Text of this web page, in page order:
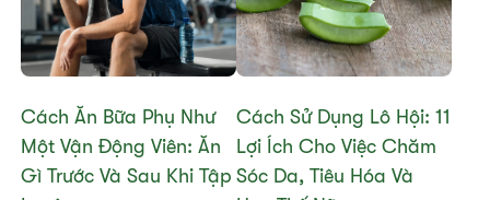
Cách Ăn Bữa Phụ Như
Một Vận Động Viên: Ăn
Gì Trước Và Sau Khi Tập
Cách Sử Dụng Lô Hội: 11
Lợi Ích Cho Việc Chăm
Sóc Da, Tiêu Hóa Và